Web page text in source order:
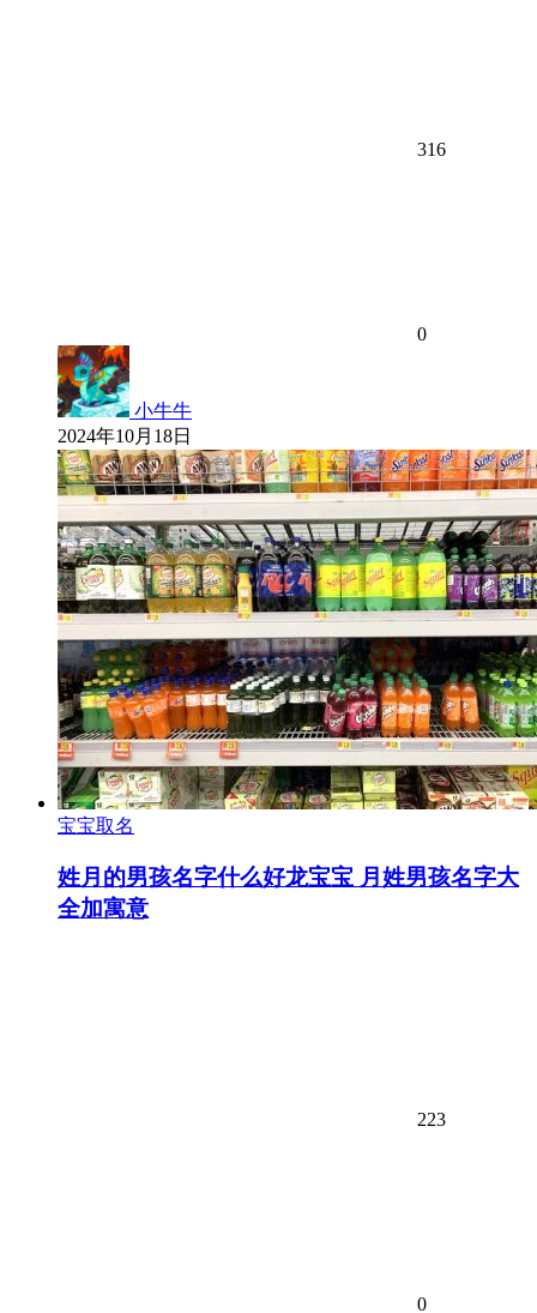
316
0
小牛牛
2024年10月18日
宝宝取名
姓月的男孩名字什么好龙宝宝 月姓男孩名字大
全加寓意
223
0